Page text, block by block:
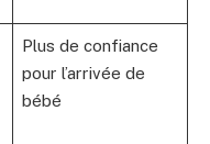
Plus de confiance
pour l’arrivée de
bébé